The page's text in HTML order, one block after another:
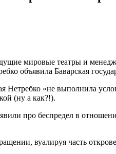
мировые театры и
объявила Баварская
Нетребко «не выполнила
(ну а как?!).
про беспредел в
вуалируя часть